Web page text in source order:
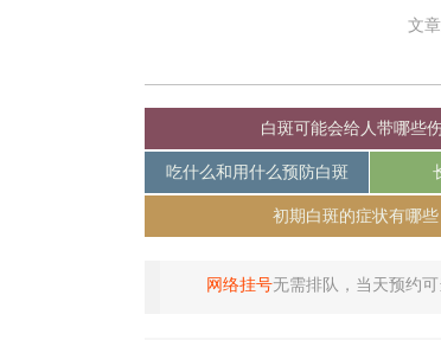
文
白斑可能会给人带哪些
吃什么和用什么预防白斑
初期白斑的症状有哪些
网络挂号无需排队，当天预约